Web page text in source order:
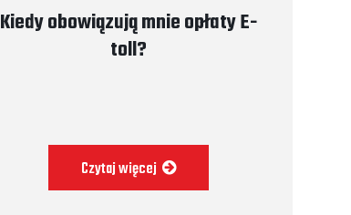
Kiedy obowiązują mnie opłaty E-
toll?
Czytaj więcej